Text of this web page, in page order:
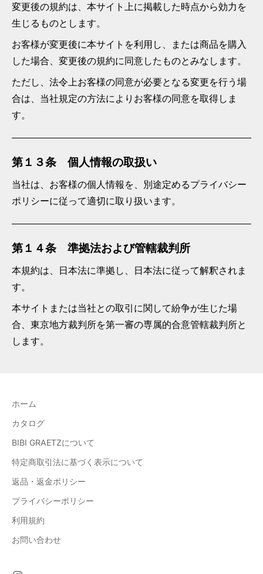
変更後の規約は、本サイト上に掲載した時点から効力を
生じるものとします。
お客様が変更後に本サイトを利用し、または商品を購入
した場合、変更後の規約に同意したものとみなします。
ただし、法令上お客様の同意が必要となる変更を行う場
合は、当社規定の方法によりお客様の同意を取得しま
す。
第１３条 個人情報の取扱い
当社は、お客様の個人情報を、別途定めるプライバシー
ポリシーに従って適切に取り扱います。
第１４条 準拠法および管轄裁判所
本規約は、日本法に準拠し、日本法に従って解釈されま
す。
本サイトまたは当社との取引に関して紛争が生じた場
合、東京地方裁判所を第一審の専属的合意管轄裁判所と
します。
ホーム
カタログ
BIBI GRAETZについて
特定商取引法に基づく表示について
返品・返金ポリシー
プライバシーポリシー
利用規約
お問い合わせ